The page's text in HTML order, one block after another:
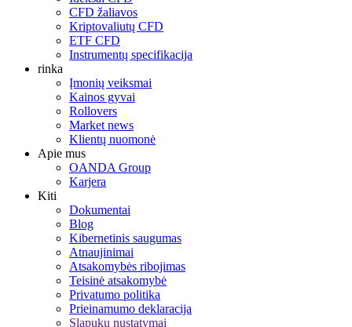
CFD žaliavos
Kriptovaliutų CFD
ETF CFD
Instrumentų specifikacija
rinka
Įmonių veiksmai
Kainos gyvai
Rollovers
Market news
Klientų nuomonė
Apie mus
OANDA Group
Karjera
Kiti
Dokumentai
Blog
Kibernetinis saugumas
Atnaujinimai
Atsakomybės ribojimas
Teisinė atsakomybė
Privatumo politika
Prieinamumo deklaracija
Slapukų nustatymai